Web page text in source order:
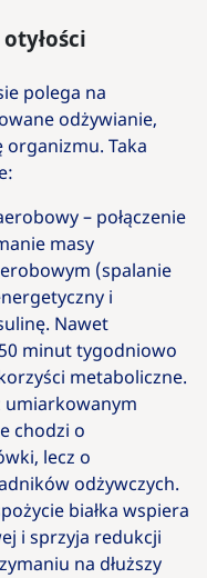
polega na
odżywianie,
Taka
– połączenie
masy
(spalanie
i
Nawet
minut tygodniowo
metaboliczne.
umiarkowanym
chodzi o
lecz o
odżywczych.
białka wspiera
i sprzyja redukcji
na dłuższy